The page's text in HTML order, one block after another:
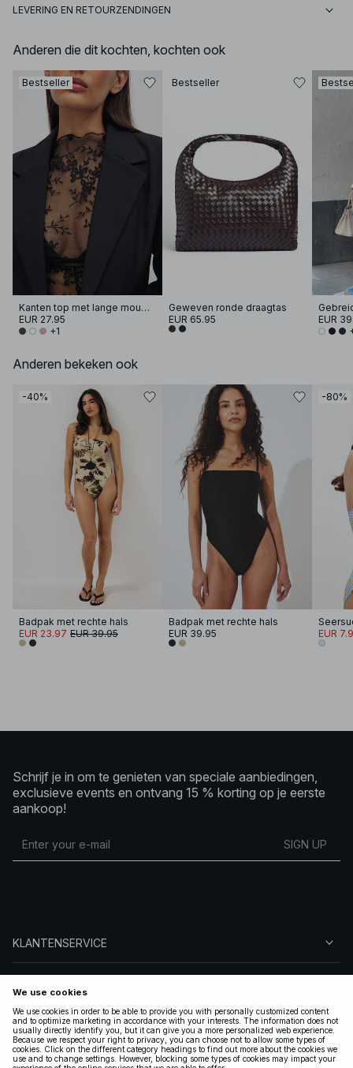
LEVERING EN RETOURZENDINGEN
Anderen die dit kochten, kochten ook
Bestseller
Kanten top met lange mouwen
EUR 27.95
+1
Bestseller
Geweven ronde draagtas
EUR 65.95
EUR
Anderen bekeken ook
-40%
Badpak met rechte hals
EUR 23.97 EUR 39.95
Badpak met rechte hals
EUR 39.95
-80%
EUR
Schrijf je in om te genieten van speciale aanbiedingen,
exclusieve events en ontvang 15 % korting op je eerste
aankoop!
SIGN UP
KLANTENSERVICE
VOLG ONS
LEGAAL